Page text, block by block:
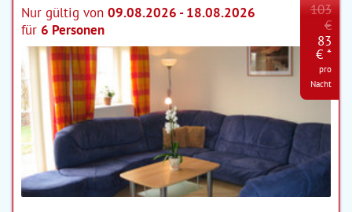
Nur gültig von 09.08.2026 - 18.08.2026
für 6 Personen
103
€
83
€ *
pro
Nacht